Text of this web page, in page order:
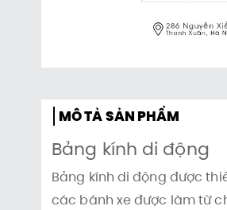
MÔ TẢ SẢN PHẨM
Bảng kính di động
Bảng kính di động được
các bánh xe được làm từ